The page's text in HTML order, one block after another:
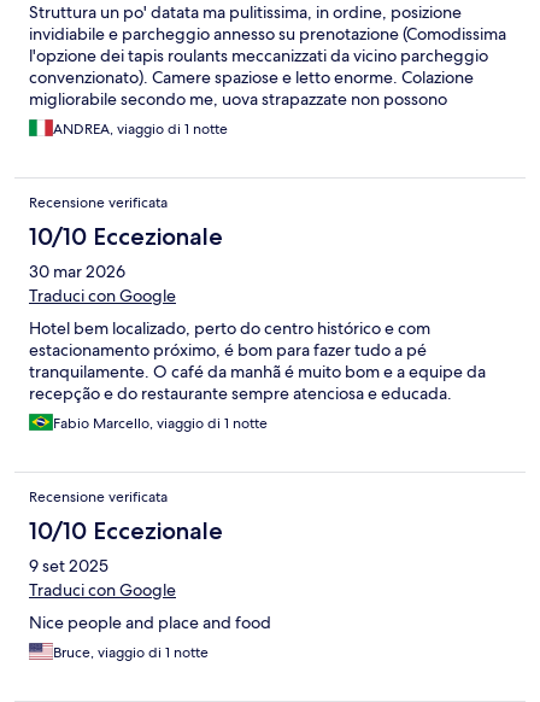
Struttura un po' datata ma pulitissima, in ordine, posizione
invidiabile e parcheggio annesso su prenotazione (Comodissima
l'opzione dei tapis roulants meccanizzati da vicino parcheggio
convenzionato). Camere spaziose e letto enorme. Colazione
migliorabile secondo me, uova strapazzate non possono
mancare in un 4 stelle, cosi' come qualche campana in piu' sul
buffet sarebbe gradita. Comunque assolutamente all'altezza .
ANDREA, viaggio di 1 notte
Recensione verificata
10/10 Eccezionale
30 mar 2026
Traduci con Google
Hotel bem localizado, perto do centro histórico e com
estacionamento próximo, é bom para fazer tudo a pé
tranquilamente. O café da manhã é muito bom e a equipe da
recepção e do restaurante sempre atenciosa e educada.
Fabio Marcello, viaggio di 1 notte
Recensione verificata
10/10 Eccezionale
9 set 2025
Traduci con Google
Nice people and place and food
Bruce, viaggio di 1 notte